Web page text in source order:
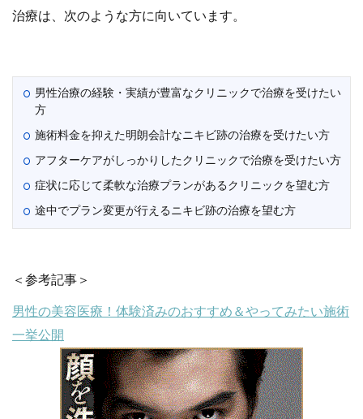
治療は、次のような方に向いています。
男性治療の経験・実績が豊富なクリニックで治療を受けたい
方
施術料金を抑えた明朗会計なニキビ跡の治療を受けたい方
アフターケアがしっかりしたクリニックで治療を受けたい方
症状に応じて柔軟な治療プランがあるクリニックを望む方
途中でプラン変更が行えるニキビ跡の治療を望む方
＜参考記事＞
男性の美容医療！体験済みのおすすめ＆やってみたい施術
一挙公開